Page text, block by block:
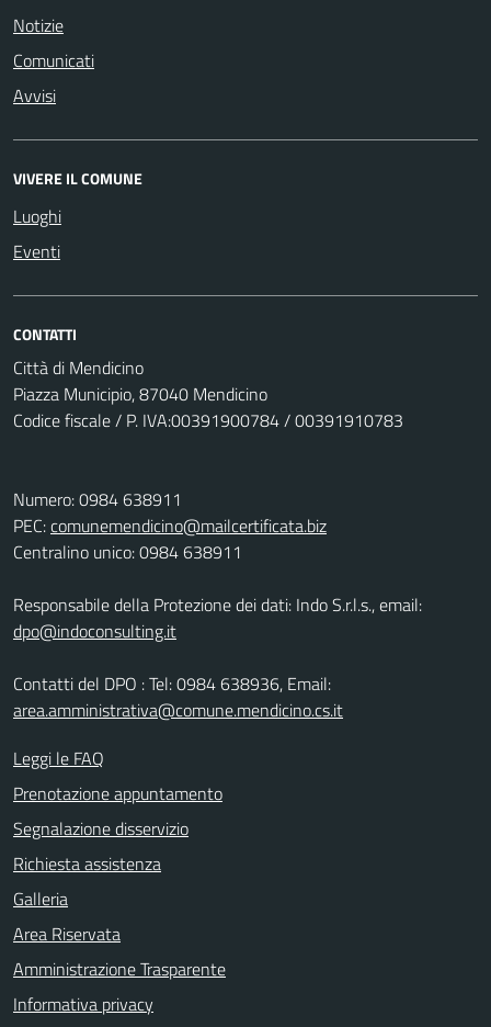
Notizie
Comunicati
Avvisi
VIVERE IL COMUNE
Luoghi
Eventi
CONTATTI
Città di Mendicino
Piazza Municipio, 87040 Mendicino
Codice fiscale / P. IVA:00391900784 / 00391910783
Numero: 0984 638911
PEC:comunemendicino@mailcertificata.biz
Centralino unico: 0984 638911
Responsabile della Protezione dei dati: Indo S.r.l.s., email:
dpo@indoconsulting.it
Contatti del DPO : Tel: 0984 638936, Email:
area.amministrativa@comune.mendicino.cs.it
Leggi le FAQ
Prenotazione appuntamento
Segnalazione disservizio
Richiesta assistenza
Galleria
Area Riservata
Amministrazione Trasparente
Informativa privacy